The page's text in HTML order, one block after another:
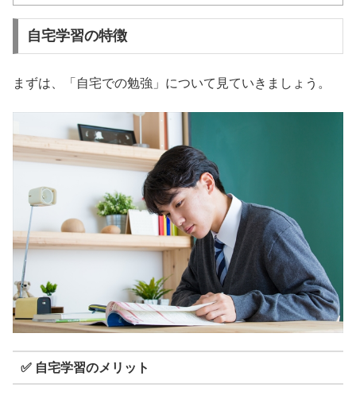
自宅学習の特徴
まずは、「自宅での勉強」について見ていきましょう。
✅ 自宅学習のメリット